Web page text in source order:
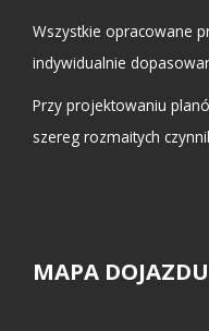
Wszystkie opracowane
indywidualnie
Przy projektowaniu
szereg rozmaitych
MAPA DOJAZDU